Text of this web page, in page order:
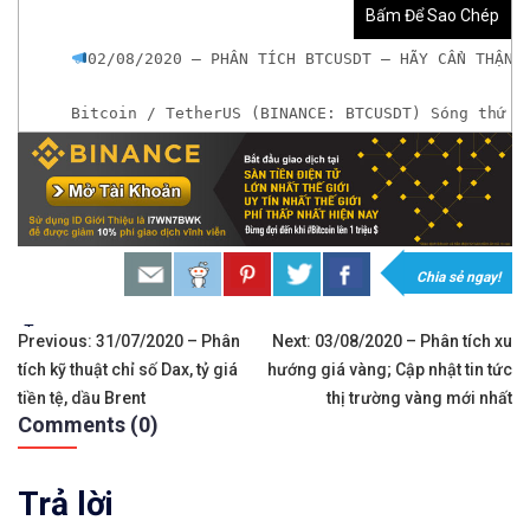
Bấm Để Sao Chép
02/08/2020 – PHÂN TÍCH BTCUSDT – HÃY CẨN THẬN,
Bitcoin / TetherUS (BINANCE: BTCUSDT)
𝘟𝘦𝘮 𝘤𝘩𝘪 𝘵𝘪ế𝘵: https://chungkhoanforex.com/02-
𝐀𝐧 𝐭â𝐦 𝐦ở 𝐭à𝐢 𝐤𝐡𝐨ả𝐧 𝐠𝐢𝐚𝐨 𝐝ị𝐜𝐡 𝐁𝐢𝐭𝐜𝐨𝐢𝐧 𝐯à 𝐧𝐡𝐢ề𝐮
𝘔ở 𝘵à𝘪 𝘬𝘩𝘰ả𝘯 𝘵𝘳ê𝘯 𝘴à𝘯 𝘉𝘪𝘯𝘢𝘯𝘤𝘦 𝘯ổ𝘪 𝘵𝘪ế𝘯𝘨:
Xem cách mở tài khoản trên sàn Binance được
Xem hướng dẫn cách giao dịch Mua – Bán
𝘔ở 𝘵à𝘪 𝘬𝘩𝘰ả𝘯 𝘵𝘳ê𝘯 𝘴à𝘯 𝘙𝘦𝘮𝘪𝘵𝘢𝘯𝘰 𝘯ổ𝘪 𝘵𝘪ế𝘯𝘨:
Xem cách mở tài khoản trên sàn Remitano dễ
Chia sẻ ngay!
Tags:
Điều
hướng
bài
viết
Previous: 31/07/2020 – Phân
tích kỹ thuật chỉ số Dax, tỷ giá
tiền tệ, dầu Brent
Next: 03/08/2020 – Phân tích xu
hướng giá vàng; Cập nhật tin tức
thị trường vàng mới nhất
Comments (0)
Trả lời